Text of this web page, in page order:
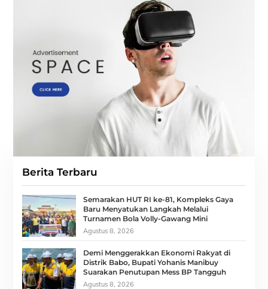
Berita Terbaru
Semarakan HUT RI ke-81, Kompleks Gaya
Baru Menyatukan Langkah Melalui
Turnamen Bola Volly-Gawang Mini
Agustus 8, 2026
Demi Menggerakkan Ekonomi Rakyat di
Distrik Babo, Bupati Yohanis Manibuy
Suarakan Penutupan Mess BP Tangguh
Agustus 8, 2026